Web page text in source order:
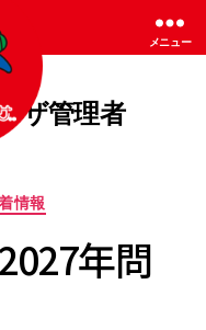
メニュー
ザ管理者
情報
年問